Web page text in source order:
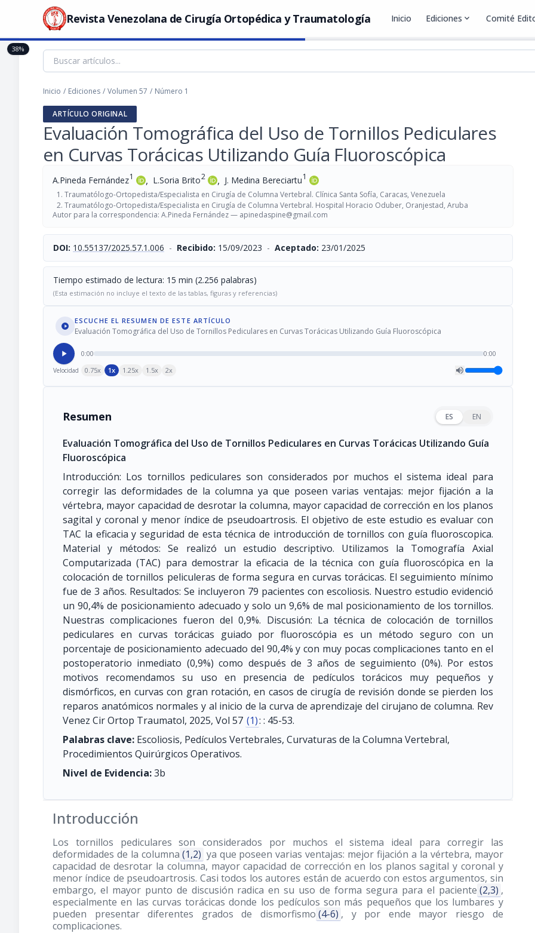
Revista Venezolana de Cirugía Ortopédica y Traumatología Inicio Ediciones expand_more Comité
Inicio / Ediciones / Volumen 57 / Número 1
ARTÍCULO ORIGINAL
Evaluación Tomográfica del Uso de Tornillos Pediculares
en Curvas Torácicas Utilizando Guía Fluoroscópica
A.Pineda Fernández1 , L.Soria Brito2 , J. Medina Bereciartu1
Traumatólogo-Ortopedista/Especialista en Cirugía de Columna Vertebral. Clínica Santa Sofía, Caracas, Venezuela
Traumatólogo-Ortopedista/Especialista en Cirugía de Columna Vertebral. Hospital Horacio Oduber, Oranjestad, Aruba
Autor para la correspondencia: A.Pineda Fernández — apinedaspine@gmail.com
DOI: 10.55137/2025.57.1.006 - Recibido: 15/09/2023 - Aceptado: 23/01/2025
Tiempo estimado de lectura: 15 min (2.256 palabras)
(Esta estimación no incluye el texto de las tablas, figuras y referencias)
ESCUCHE EL RESUMEN DE ESTE ARTÍCULO
Evaluación Tomográfica del Uso de Tornillos Pediculares en Curvas Torácicas Utilizando Guía Fluoroscópica
0:00 0:00
Velocidad 0.75x 1x 1.25x 1.5x 2x
Resumen ES EN
Evaluación Tomográfica del Uso de Tornillos Pediculares en Curvas Torácicas Utilizando Guía
Fluoroscópica
Introducción: Los tornillos pediculares son considerados por muchos el sistema ideal para
corregir las deformidades de la columna ya que poseen varias ventajas: mejor fijación a la
vértebra, mayor capacidad de desrotar la columna, mayor capacidad de corrección en los planos
sagital y coronal y menor índice de pseudoartrosis. El objetivo de este estudio es evaluar con
TAC la eficacia y seguridad de esta técnica de introducción de tornillos con guía fluoroscopica.
Material y métodos: Se realizó un estudio descriptivo. Utilizamos la Tomografía Axial
Computarizada (TAC) para demostrar la eficacia de la técnica con guía fluoroscópica en la
colocación de tornillos peliculeras de forma segura en curvas torácicas. El seguimiento mínimo
fue de 3 años. Resultados: Se incluyeron 79 pacientes con escoliosis. Nuestro estudio evidenció
un 90,4% de posicionamiento adecuado y solo un 9,6% de mal posicionamiento de los tornillos.
Nuestras complicaciones fueron del 0,9%. Discusión: La técnica de colocación de tornillos
pediculares en curvas torácicas guiado por fluoroscópia es un método seguro con un
porcentaje de posicionamiento adecuado del 90,4% y con muy pocas complicaciones tanto en el
postoperatorio inmediato (0,9%) como después de 3 años de seguimiento (0%). Por estos
motivos recomendamos su uso en presencia de pedículos torácicos muy pequeños y
dismórficos, en curvas con gran rotación, en casos de cirugía de revisión donde se pierden los
reparos anatómicos normales y al inicio de la curva de aprendizaje del cirujano de columna. Rev
Venez Cir Ortop Traumatol, 2025, Vol 57 (1): : 45-53.
Palabras clave: Escoliosis, Pedículos Vertebrales, Curvaturas de la Columna Vertebral,
Procedimientos Quirúrgicos Operativos.
Nivel de Evidencia:3b
Introducción
Los tornillos pediculares son considerados por muchos el sistema ideal para corregir las
deformidades de la columna (1,2) ya que poseen varias ventajas: mejor fijación a la vértebra, mayor
capacidad de desrotar la columna, mayor capacidad de corrección en los planos sagital y coronal y
menor índice de pseudoartrosis. Casi todos los autores están de acuerdo con estos argumentos, sin
embargo, el mayor punto de discusión radica en su uso de forma segura para el paciente (2,3) ,
especialmente en las curvas torácicas donde los pedículos son más pequeños que los lumbares y
pueden presentar diferentes grados de dismorfismo (4-6) , y por ende mayor riesgo de
complicaciones.
38%